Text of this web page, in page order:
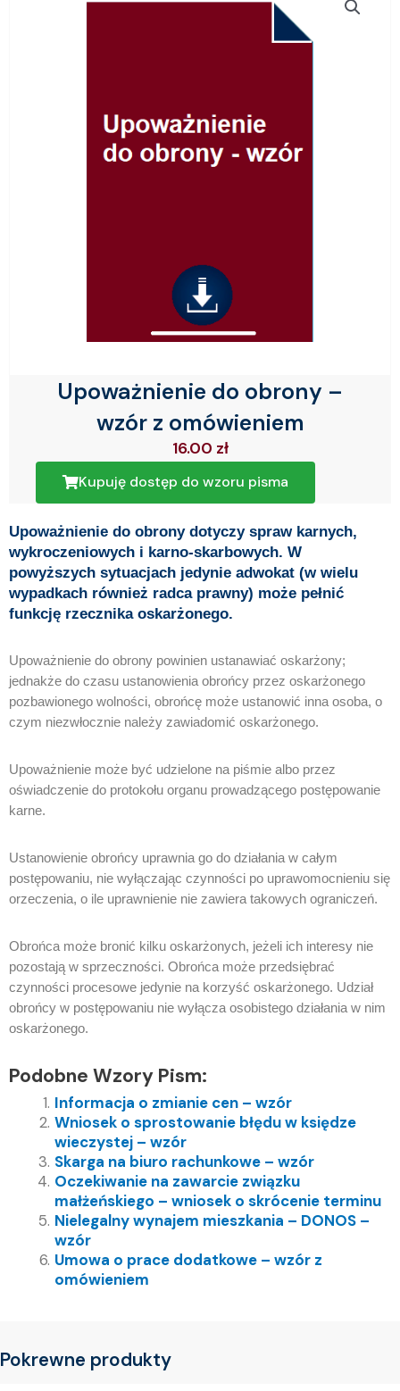
Upoważnienie do obrony –
wzór z omówieniem
16.00 zł
Kupuję dostęp do wzoru pisma
Upoważnienie do obrony dotyczy spraw karnych,
wykroczeniowych i karno-skarbowych. W
powyższych sytuacjach jedynie adwokat (w wielu
wypadkach również radca prawny) może pełnić
funkcję rzecznika oskarżonego.
Upoważnienie do obrony powinien ustanawiać oskarżony;
jednakże do czasu ustanowienia obrońcy przez oskarżonego
pozbawionego wolności, obrońcę może ustanowić inna osoba, o
czym niezwłocznie należy zawiadomić oskarżonego.
Upoważnienie może być udzielone na piśmie albo przez
oświadczenie do protokołu organu prowadzącego postępowanie
karne.
Ustanowienie obrońcy uprawnia go do działania w całym
postępowaniu, nie wyłączając czynności po uprawomocnieniu się
orzeczenia, o ile uprawnienie nie zawiera takowych ograniczeń.
Obrońca może bronić kilku oskarżonych, jeżeli ich interesy nie
pozostają w sprzeczności. Obrońca może przedsiębrać
czynności procesowe jedynie na korzyść oskarżonego. Udział
obrońcy w postępowaniu nie wyłącza osobistego działania w nim
oskarżonego.
Podobne Wzory Pism:
Informacja o zmianie cen – wzór
Wniosek o sprostowanie błędu w księdze
wieczystej – wzór
Skarga na biuro rachunkowe – wzór
Oczekiwanie na zawarcie związku
małżeńskiego – wniosek o skrócenie terminu
Nielegalny wynajem mieszkania – DONOS –
wzór
Umowa o prace dodatkowe – wzór z
omówieniem
Pokrewne produkty